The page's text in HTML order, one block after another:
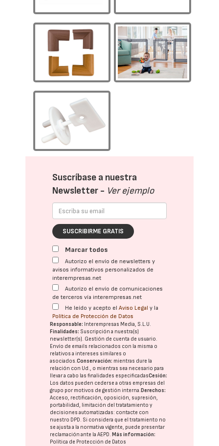
Suscríbase a nuestra
Newsletter - Ver ejemplo
SUSCRIBIRME GRATIS
Marcar todos
Autorizo el envío de newsletters y
avisos informativos personalizados de
interempresas.net
Autorizo el envío de comunicaciones
de terceros vía interempresas.net
He leído y acepto elAviso Legal y la
Política de Protección de Datos
Responsable: Interempresas Media, S.L.U.
Finalidades: Suscripción a nuestra(s)
newsletter(s). Gestión de cuenta de usuario.
Envío de emails relacionados con la misma o
relativos a intereses similares o
asociados.Conservación: mientras dure la
relación con Ud., o mientras sea necesario para
llevar a cabo las finalidades especificadasCesión:
Los datos pueden cederse a otras empresas del
grupo por motivos de gestión interna. Derechos:
Acceso, rectificación, oposición, supresión,
portabilidad, limitación del tratatamiento y
decisiones automatizadas: contacte con
nuestro DPD. Si considera que el tratamiento no
se ajusta a la normativa vigente, puede presentar
reclamación ante laAEPD. Más información:
Política de Protección de Datos